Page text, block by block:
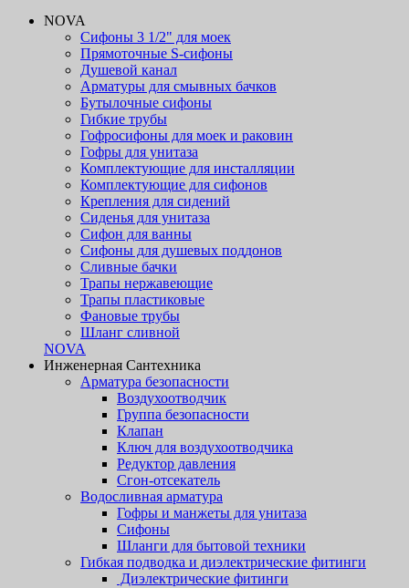
NOVA
Сифоны 3 1/2" для моек
Прямоточные S-сифоны
Душевой канал
Арматуры для смывных бачков
Бутылочные сифоны
Гибкие трубы
Гофросифоны для моек и раковин
Гофры для унитаза
Комплектующие для инсталляции
Комплектующие для сифонов
Крепления для сидений
Сиденья для унитаза
Сифон для ванны
Сифоны для душевых поддонов
Сливные бачки
Трапы нержавеющие
Трапы пластиковые
Фановые трубы
Шланг сливной
NOVA
Инженерная Сантехника
Арматура безопасности
Воздухоотводчик
Группа безопасности
Клапан
Ключ для воздухоотводчика
Редуктор давления
Сгон-отсекатель
Водосливная арматура
Гофры и манжеты для унитаза
Сифоны
Шланги для бытовой техники
Гибкая подводка и диэлектрические фитинги
Диэлектрические фитинги